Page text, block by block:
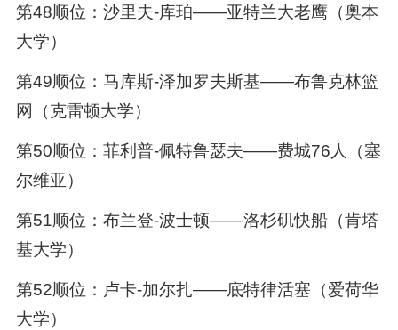
第48顺位：沙里夫-库珀——亚特兰大老鹰（奥本
大学）
第49顺位：马库斯-泽加罗夫斯基——布鲁克林篮
网（克雷顿大学）
第50顺位：菲利普-佩特鲁瑟夫——费城76人（塞
尔维亚）
第51顺位：布兰登-波士顿——洛杉矶快船（肯塔
基大学）
第52顺位：卢卡-加尔扎——底特律活塞（爱荷华
大学）